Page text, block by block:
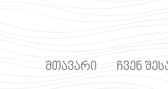
currencies/ka/rss): failed
ᲛᲗᲐᲕᲐᲠᲘ ᲩᲕᲔᲜ